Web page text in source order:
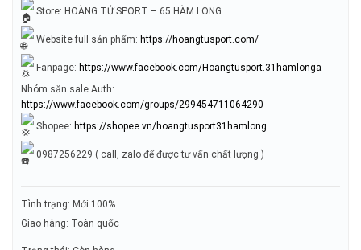
Store: HOÀNG TỬ SPORT – 65 HÀM LONG
Website full sản phẩm: https://hoangtusport.com/
Fanpage: https://www.facebook.com/Hoangtusport.31hamlonga
Nhóm săn sale Auth:
https://www.facebook.com/groups/299454711064290
Shopee: https://shopee.vn/hoangtusport31hamlong
0987256229 ( call, zalo để được tư vấn chất lượng )
Tình trạng: Mới 100%
Giao hàng: Toàn quốc